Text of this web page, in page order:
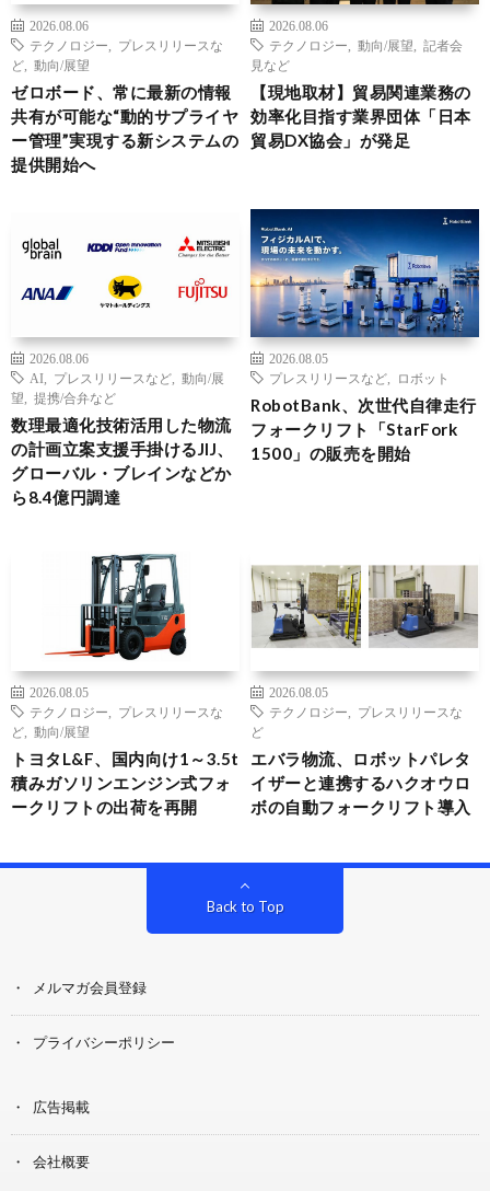
2026.08.06
テクノロジー
プレスリリースな
ど
動向/展望
ゼロボード、常に最新の情報
共有が可能な“動的サプライヤ
ー管理”実現する新システムの
提供開始へ
2026.08.06
テクノロジー
動向/展望
記者会
見など
【現地取材】貿易関連業務の
効率化目指す業界団体「日本
貿易DX協会」が発足
2026.08.06
AI
プレスリリースなど
動向/展
望
提携/合弁など
数理最適化技術活用した物流
の計画立案支援手掛けるJIJ、
グローバル・ブレインなどか
ら8.4億円調達
2026.08.05
プレスリリースなど
ロボット
RobotBank、次世代自律走行
フォークリフト「StarFork
1500」の販売を開始
2026.08.05
テクノロジー
プレスリリースな
ど
動向/展望
トヨタL&F、国内向け1～3.5t
積みガソリンエンジン式フォ
ークリフトの出荷を再開
2026.08.05
テクノロジー
プレスリリースな
ど
エバラ物流、ロボットパレタ
イザーと連携するハクオウロ
ボの自動フォークリフト導入
Back to Top
メルマガ会員登録
プライバシーポリシー
広告掲載
会社概要